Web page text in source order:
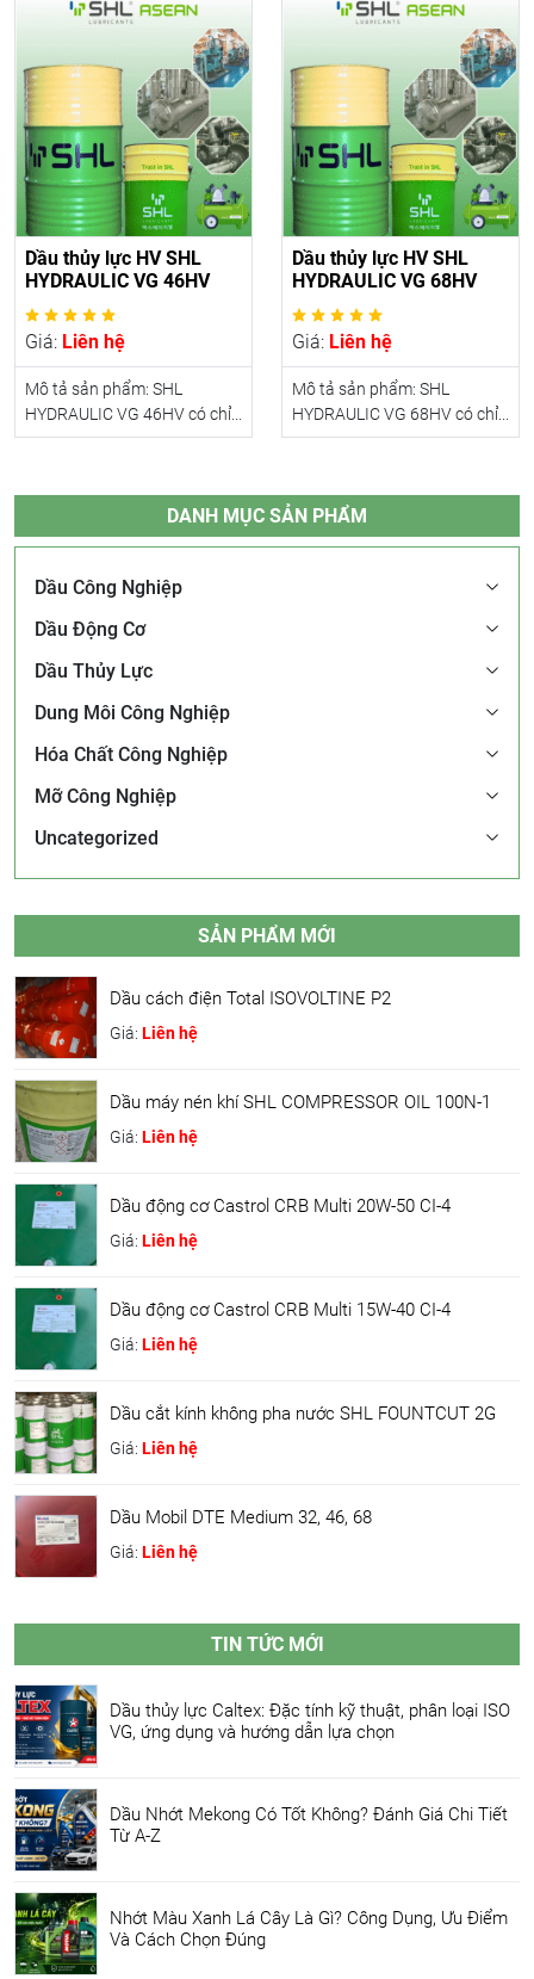
Dầu thủy lực HV SHL
HYDRAULIC VG 46HV
Giá: Liên hệ
Mô tả sản phẩm: SHL
HYDRAULIC VG 46HV có chỉ...
Dầu thủy lực HV SHL
HYDRAULIC VG 68HV
Giá: Liên hệ
Mô tả sản phẩm: SHL
HYDRAULIC VG 68HV có chỉ...
DANH MỤC SẢN PHẨM
Dầu Công Nghiệp
Dầu Động Cơ
Dầu Thủy Lực
Dung Môi Công Nghiệp
Hóa Chất Công Nghiệp
Mỡ Công Nghiệp
Uncategorized
SẢN PHẨM MỚI
Dầu cách điện Total ISOVOLTINE P2
Giá: Liên hệ
Dầu máy nén khí SHL COMPRESSOR OIL 100N-1
Giá: Liên hệ
Dầu động cơ Castrol CRB Multi 20W-50 CI-4
Giá: Liên hệ
Dầu động cơ Castrol CRB Multi 15W-40 CI-4
Giá: Liên hệ
Dầu cắt kính không pha nước SHL FOUNTCUT 2G
Giá: Liên hệ
Dầu Mobil DTE Medium 32, 46, 68
Giá: Liên hệ
TIN TỨC MỚI
Dầu thủy lực Caltex: Đặc tính kỹ thuật, phân loại ISO
VG, ứng dụng và hướng dẫn lựa chọn
Dầu Nhớt Mekong Có Tốt Không? Đánh Giá Chi Tiết
Từ A-Z
Nhớt Màu Xanh Lá Cây Là Gì? Công Dụng, Ưu Điểm
Và Cách Chọn Đúng